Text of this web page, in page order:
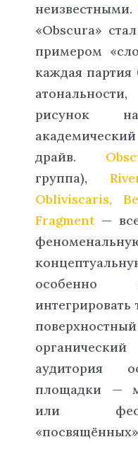
неизвестными.
«Obscura»
примером
каждая партия
рисунок
драйв.
группа),
Obliviscaris,
Fragment— все
особенно
аудитория
площадки —
или